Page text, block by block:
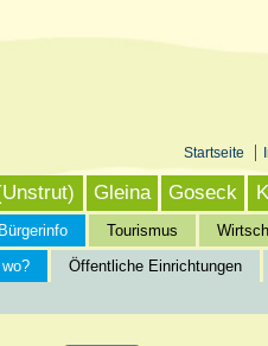
Startseite
Bürgerinfo
Öffentliche Einrichtungen
Tourismus
Gleina Goseck